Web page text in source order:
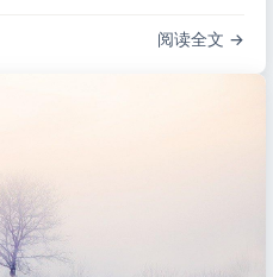
好在技术上并不对我们限制
阅读全文